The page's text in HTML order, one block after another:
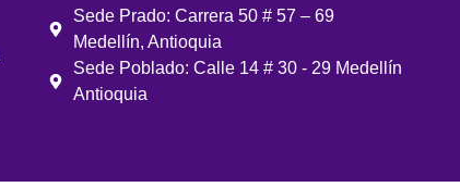
Sede Prado: Carrera 50 # 57 – 69
Medellín, Antioquia
Sede Poblado: Calle 14 # 30 - 29 Medellín
Antioquia